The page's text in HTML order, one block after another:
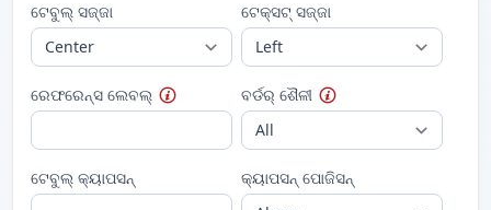
ଟେବୁଲ୍ ସଜ୍ଜା
ଟେକ୍ସଟ୍ ସଜ୍ଜା
ରେଫରେନ୍ସ ଲେବଲ୍ ବର୍ଡର୍ ଶୈଳୀ
ଟେବୁଲ୍ କ୍ୟାପସନ୍ କ୍ୟାପସନ୍ ପୋଜିସନ୍